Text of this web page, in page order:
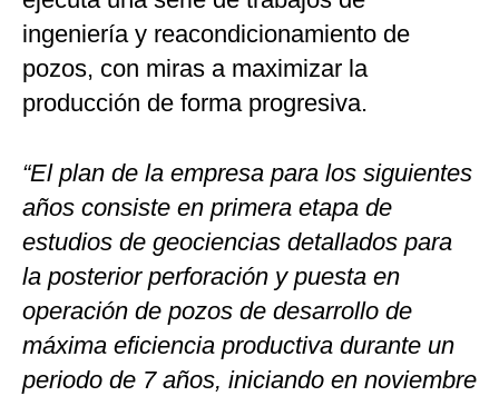
ingeniería y reacondicionamiento de
pozos, con miras a maximizar la
producción de forma progresiva.
“El plan de la empresa para los siguientes
años consiste en primera etapa de
estudios de geociencias detallados para
la posterior perforación y puesta en
operación de pozos de desarrollo de
máxima eficiencia productiva durante un
periodo de 7 años, iniciando en noviembre